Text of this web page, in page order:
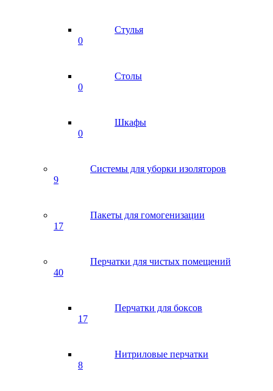
Стулья
0
Столы
0
Шкафы
0
Системы для уборки изоляторов
9
Пакеты для гомогенизации
17
Перчатки для чистых помещений
40
Перчатки для боксов
17
Нитриловые перчатки
8